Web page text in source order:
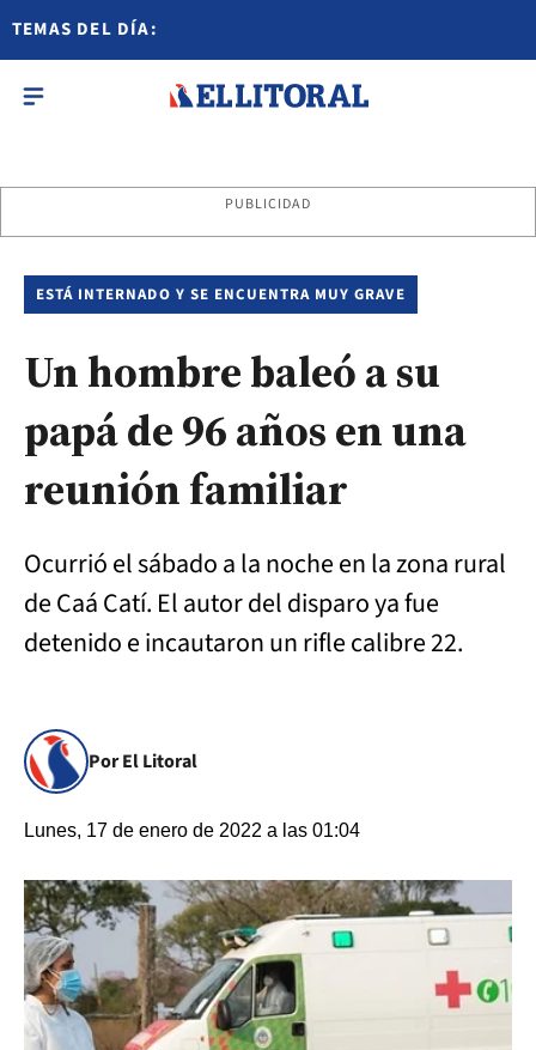
TEMAS DEL DÍA:
PUBLICIDAD
ESTÁ INTERNADO Y SE ENCUENTRA MUY GRAVE
Un hombre baleó a su
papá de 96 años en una
reunión familiar
Ocurrió el sábado a la noche en la zona rural
de Caá Catí. El autor del disparo ya fue
detenido e incautaron un rifle calibre 22.
Por El Litoral
Lunes, 17 de enero de 2022 a las 01:04